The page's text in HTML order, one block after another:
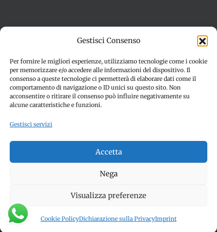
Gestisci Consenso
Per fornire le migliori esperienze, utilizziamo tecnologie come i cookie
per memorizzare e/o accedere alle informazioni del dispositivo. Il
consenso a queste tecnologie ci permetterà di elaborare dati come il
comportamento di navigazione o ID unici su questo sito. Non
acconsentire o ritirare il consenso può influire negativamente su
alcune caratteristiche e funzioni.
Gestisci servizi
Accetta
Nega
Visualizza preferenze
Cookie PolicyDichiarazione sulla PrivacyImprint
Disconoscimento
© Copyright 2012 -2026 | SPETTACOLI EVENTI - CIVITANOVA
MARCHE (MC) - Partita iva: 01907890436 | ALL RIGHTS
RESERVED | Made with ❤️ by